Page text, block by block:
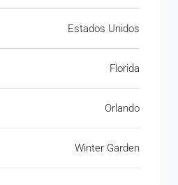
Estados Unidos
Florida
Orlando
Winter Garden